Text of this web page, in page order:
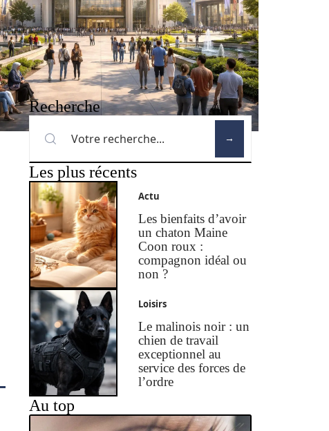
Recherche
Les plus récents
Actu
Les bienfaits d’avoir
un chaton Maine
Coon roux :
compagnon idéal ou
non ?
Loisirs
Le malinois noir : un
chien de travail
exceptionnel au
service des forces de
l’ordre
Au top